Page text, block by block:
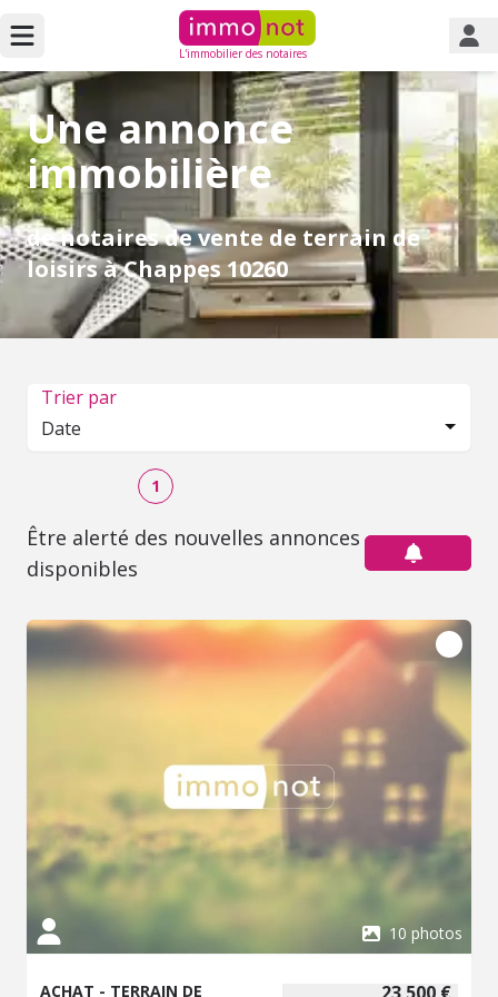
L'immobilier des notaires
Une annonce
immobilière
de notaires de vente de terrain de
loisirs à Chappes 10260
Trier par
Date
1
Être alerté des nouvelles annonces
disponibles
10 photos
ACHAT - TERRAIN DE